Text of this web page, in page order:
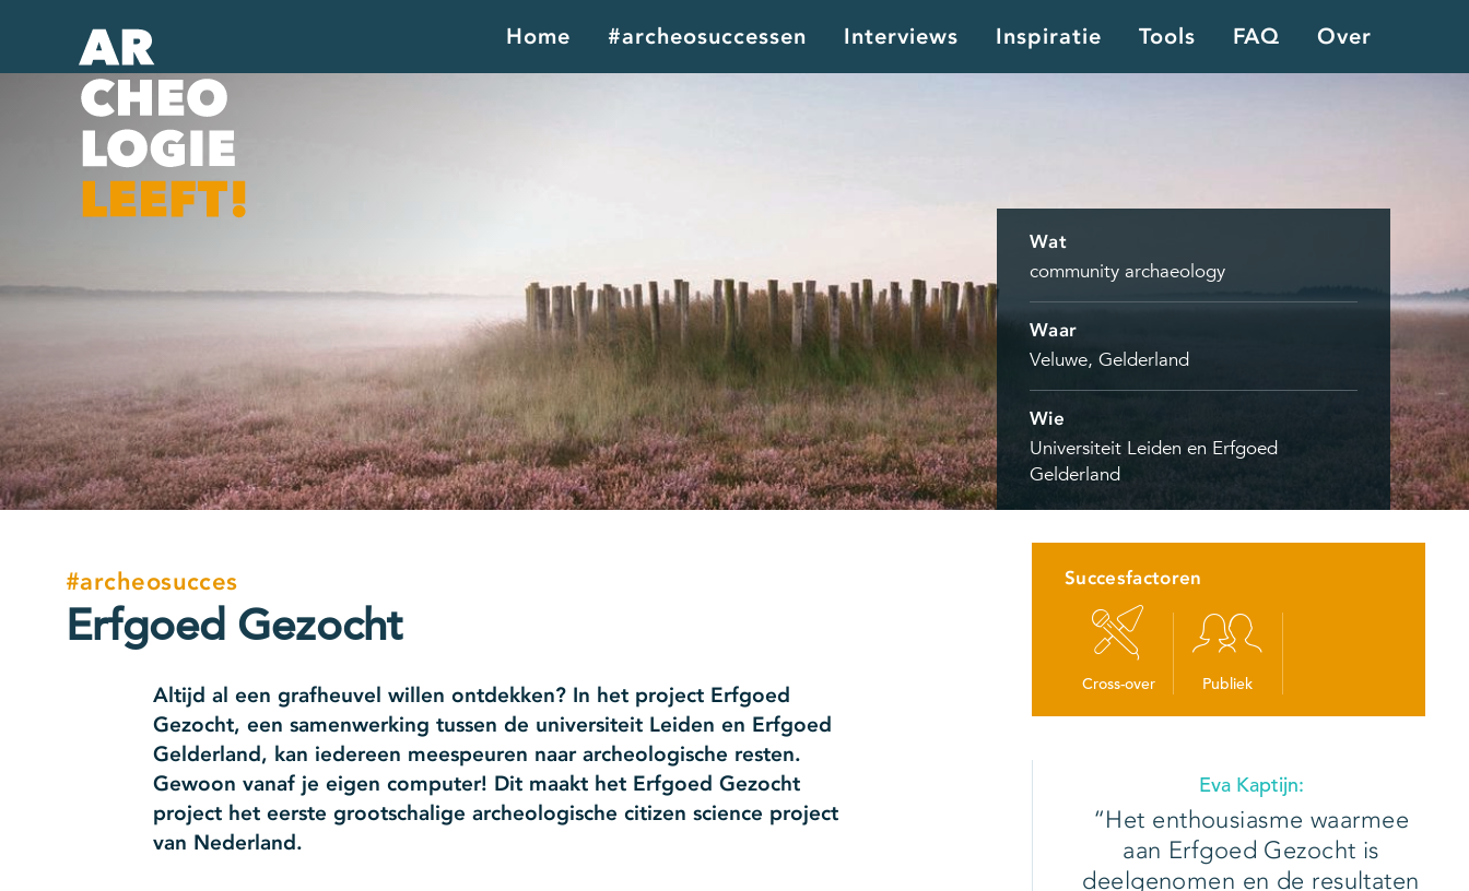
Home #archeosuccessen Interviews Inspiratie Tools FAQ Over
Wat
community archaeology
Waar
Veluwe, Gelderland
Wie
Universiteit Leiden en Erfgoed
Gelderland
#archeosucces
Erfgoed Gezocht
Altijd al een grafheuvel willen ontdekken? In het project Erfgoed
Gezocht, een samenwerking tussen de universiteit Leiden en Erfgoed
Gelderland, kan iedereen meespeuren naar archeologische resten.
Gewoon vanaf je eigen computer! Dit maakt het Erfgoed Gezocht
project het eerste grootschalige archeologische citizen science project
van Nederland.
Succesfactoren
Cross-over Publiek
Eva Kaptijn:
Het enthousiasme waarmee
aan Erfgoed Gezocht is
deelgenomen en de resultaten